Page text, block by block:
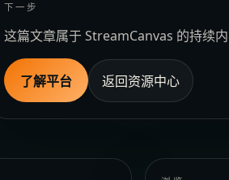
下一步
这篇文章属于 StreamCanvas 的持续
了解平台 返回资源中心